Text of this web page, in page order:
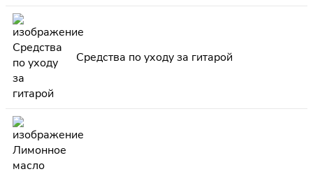
Средства по уходу за гитарой